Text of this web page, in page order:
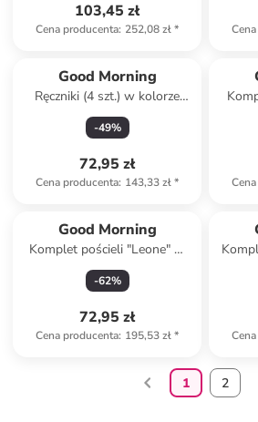
103,45 zł
Cena producenta: 252,08 zł*
Good Morning
Ręczniki (4 szt.) w kolorze
beżowym do rąk
-49%
72,95 zł
Cena producenta: 143,33 zł*
Good Morning
Komplet pościeli "Leone" w
kolorze szarym ze wzorem
-62%
72,95 zł
Cena producenta: 195,53 zł*
1 2